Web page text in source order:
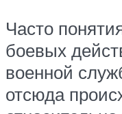
Часто
боевых
военной
отсюда